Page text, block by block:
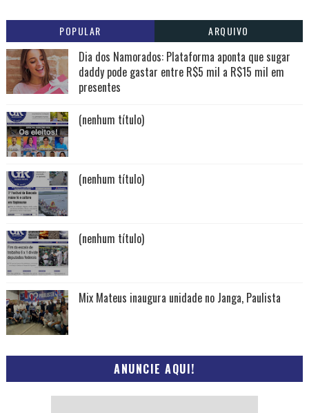
POPULAR ARQUIVO
Dia dos Namorados: Plataforma aponta que sugar
daddy pode gastar entre R$5 mil a R$15 mil em
presentes
(nenhum título)
(nenhum título)
(nenhum título)
Mix Mateus inaugura unidade no Janga, Paulista
ANUNCIE AQUI!